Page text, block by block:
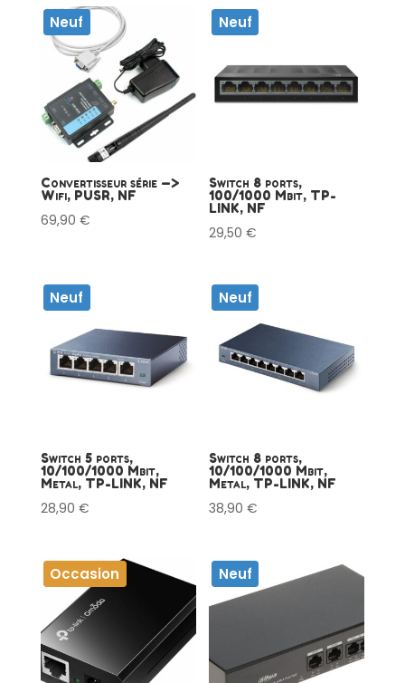
Neuf
Convertisseur série —>
Wifi, PUSR, NF
69,90 €
Neuf
Switch 8 ports,
100/1000 Mbit, TP-
LINK, NF
29,50€
Neuf
Switch 5 ports,
10/100/1000 Mbit,
Metal, TP-LINK, NF
28,90 €
Neuf
Switch 8 ports,
10/100/1000 Mbit,
Metal, TP-LINK, NF
38,90€
Occasion Neuf